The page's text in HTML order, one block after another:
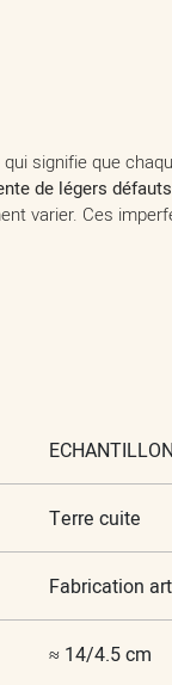
signifie que
de légers
varier. Ces
Terre cuite
Fabrication
≈ 14/4.5 cm